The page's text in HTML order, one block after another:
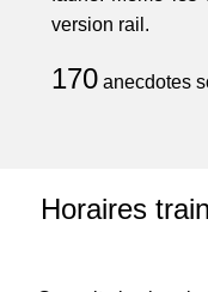
version rail.
170anecdotes
Horaires